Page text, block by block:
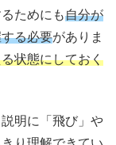
ためにも自分が
る必要がありま
状態にしておく
明に「飛び」や